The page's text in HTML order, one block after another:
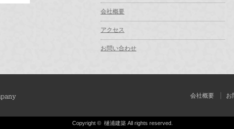
会社概要
アクセス
お問い合わせ
会社概要 お
Copyright © 樋浦建築 All rights reserved.